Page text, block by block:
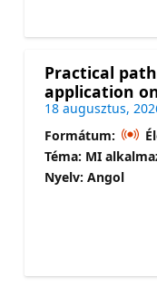
Practical
application
18 augusztus,
Formátum:
Téma: MI
Nyelv: Angol